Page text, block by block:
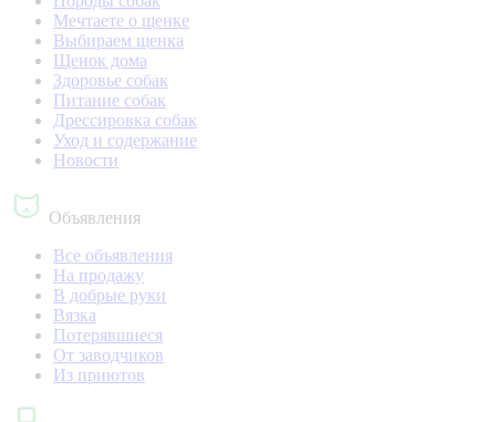
Мечтаете о щенке
Выбираем щенка
Щенок дома
Здоровье собак
Питание собак
Дрессировка собак
Уход и содержание
Новости
Объявления
Все объявления
На продажу
В добрые руки
Вязка
Потерявшиеся
От заводчиков
Из приютов